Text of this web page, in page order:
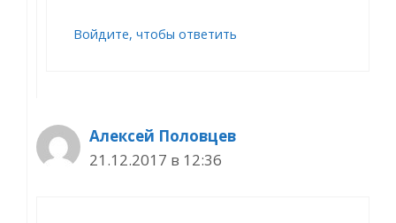
Войдите, чтобы ответить
Алексей Половцев
21.12.2017 в 12:36